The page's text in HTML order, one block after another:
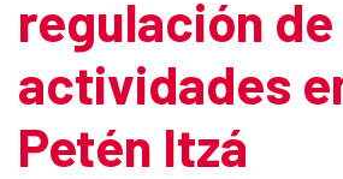
regulación de
actividades
Petén Itzá